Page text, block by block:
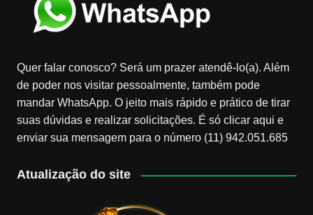
Quer falar conosco? Será um prazer atendê-lo(a). Além
de poder nos visitar pessoalmente, também pode
mandar WhatsApp. O jeito mais rápido e prático de tirar
suas dúvidas e realizar solicitações. É só clicar aqui e
enviar sua mensagem para o número (11) 942.051.685
Atualização do site